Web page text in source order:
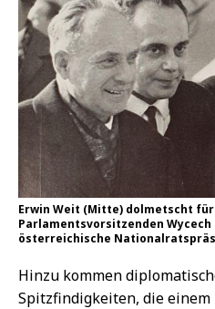
Erwin Weit (Mitte) dolmetscht
Parlamentsvorsitzenden Wycech
österreichische
Hinzu kommen
Spitzfindigkeiten, die